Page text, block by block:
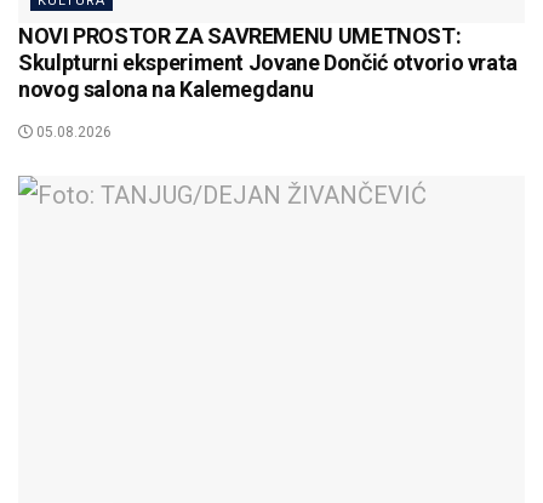
NOVI PROSTOR ZA SAVREMENU UMETNOST:
Skulpturni eksperiment Jovane Dončić otvorio vrata
novog salona na Kalemegdanu
05.08.2026